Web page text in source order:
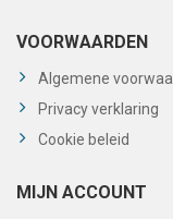
VOORWAARDEN
Algemene
Privacy verklaring
Cookie beleid
MIJN ACCOUNT